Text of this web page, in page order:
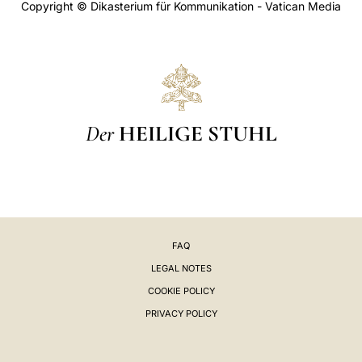
Copyright © Dikasterium für Kommunikation - Vatican Media
Der HEILIGE STUHL
FAQ
LEGAL NOTES
COOKIE POLICY
PRIVACY POLICY